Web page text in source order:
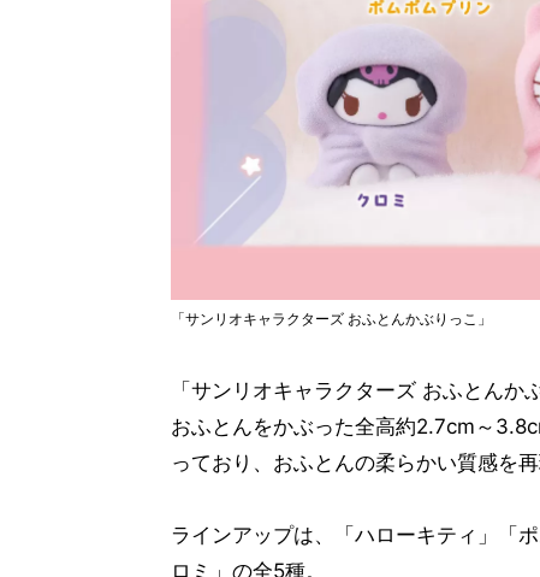
「サンリオキャラクターズ おふとんかぶりっこ」
「サンリオキャラクターズ おふとん
おふとんをかぶった全高約2.7cm～
っており、おふとんの柔らかい質感を再
ラインアップは、「ハローキティ」「
ロミ」の全5種。